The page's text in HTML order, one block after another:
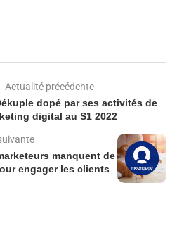
Actualité précédente
dopé par ses activités de
digital au S1 2022
manquent de
engager les clients